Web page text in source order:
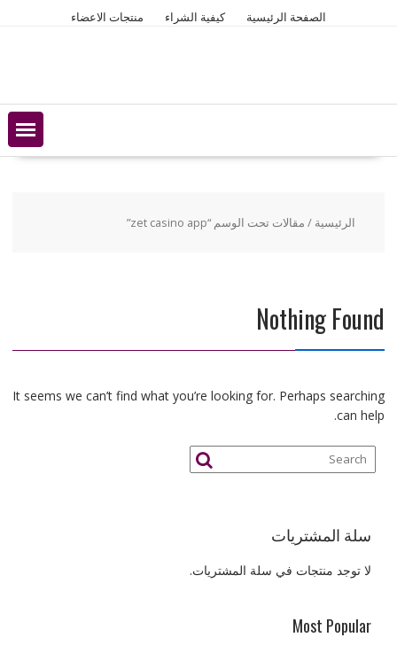
الصفحة الرئيسية كيفية الشراء منتجات الاعضاء
الرئيسية / مقالات تحت الوسم “zet casino app”
Nothing Found
It seems we can’t find what you’re looking for. Perhaps searching
can help.
سلة المشتريات
لا توجد منتجات في سلة المشتريات.
Most Popular